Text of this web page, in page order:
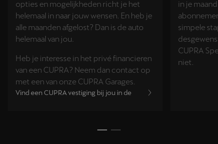
opties en mogelijkheden richt je het
helemaal in naar jouw wensen. En heb je
alle maanden afgelost? Dan is de auto
helemaal van jou.
Heb je interesse in het privé financieren
van een CUPRA? Neem dan contact op
met een van onze CUPRA Garages.
Vind een CUPRA vestiging bij jou in de
in je
simpele
CUPRA
niet.